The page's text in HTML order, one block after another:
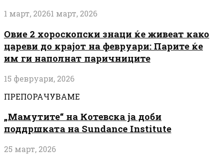
1 март, 20261 март, 2026
Овие 2 хороскопски знаци ќе живеат како
цареви до крајот на февруари: Парите ќе
им ги наполнат паричниците
15 февруари, 2026
ПРЕПОРАЧУВАМЕ
„Мамутите“ на Котевска ја доби
поддршката на Sundance Institute
25 март, 2026